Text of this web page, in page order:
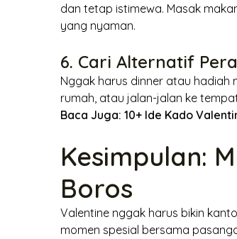
dan tetap istimewa. Masak
yang nyaman.
6. Cari Alternatif
Nggak harus dinner atau hadiah
rumah, atau jalan-jalan ke
Baca Juga:10+ Ide Kado
Kesimpulan:
Boros
Valentine nggak harus bikin
momen spesial bersama